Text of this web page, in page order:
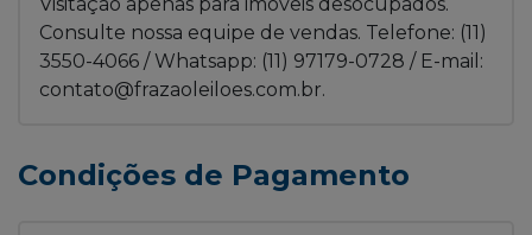
Visitação apenas para imóveis desocupados.
Consulte nossa equipe de vendas. Telefone: (11)
3550-4066 / Whatsapp: (11) 97179-0728 / E-mail:
contato@frazaoleiloes.com.br.
Condições de Pagamento